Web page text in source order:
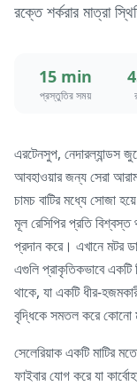
রক্তে শর্করার মাত্রা
15 min
প্রস্তুতির সময়
এরটেনসুপ, নেদারল্যান্ডস
আবহাওয়ার জন্য সেরা
চামচ বাটির মধ্যে সোজা
মূল রেসিপির প্রতি
প্রদান করে। এখানে মটর
এগুলি প্রাকৃতিকভাবে একটি
থাকে, যা একটি ধীর-
বৃদ্ধিকে সমতল করে কোনো
সেলেরিয়াক একটি মাটির
ফাইবার যোগ করে যা